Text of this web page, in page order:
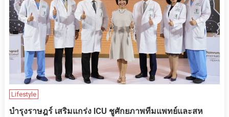
Lifestyle
บำรุงราษฎร์ เสริมแกร่ง ICU ชูศักยภาพทีมแพทย์และสห